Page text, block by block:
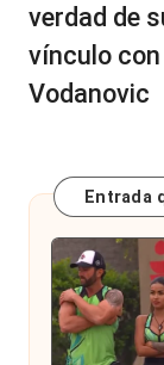
verdad de
vínculo
Vodanovic
Entrada